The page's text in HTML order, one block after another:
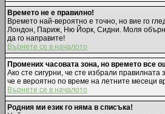
Времето не е правилно!
Времето най-вероятно е точно, но вие го
Лондон, Париж, Ню Йорк, Сидни. Моля
да го направите!
Върнете се в началото
Промених часовата зона, но времето все
Ако сте сигурни, че сте избрали
че е вероятно по време на летните месеци
Върнете се в началото
Родния ми език го няма в списъка!